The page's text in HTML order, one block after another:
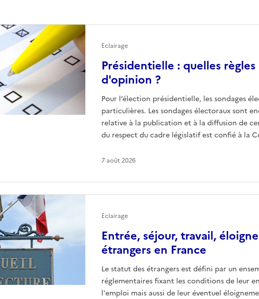
Présidentielle : quelles
d'opinion ?
Pour l’élection présidentielle, les sondages
particulières. Les sondages électoraux sont
relative à la publication et à la diffusion de
du respect du cadre législatif est confié à la
Eclairage
7 août 2026
Entrée, séjour, travail,
étrangers en France
Le statut des étrangers est défini par un
réglementaires fixant les conditions de leur
l'emploi mais aussi de leur éventuel
Eclairage